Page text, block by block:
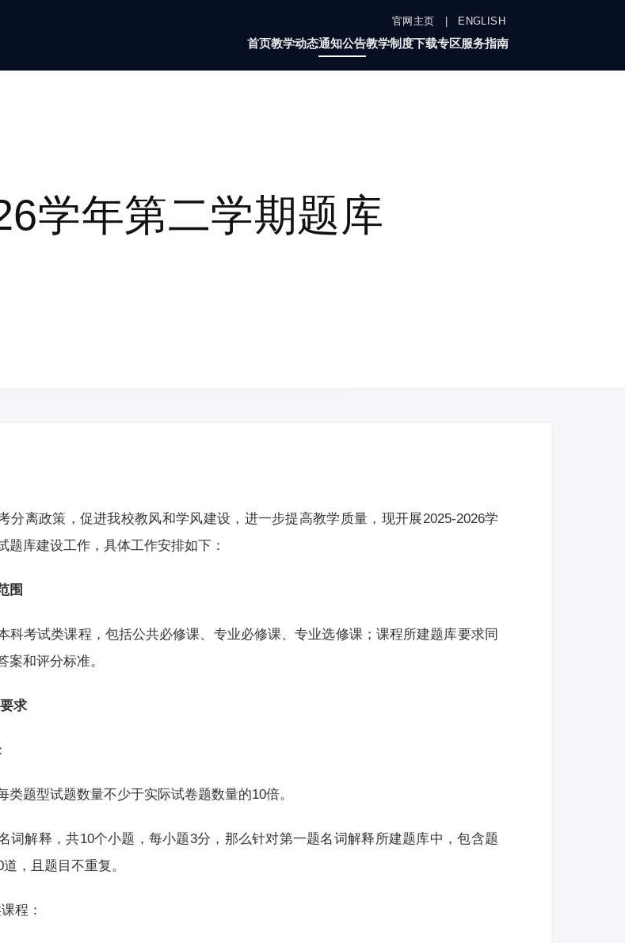
官网主页 ENGLISH
首页教学动态通知公告教学制度下载专区服务指南
学年第二学期题库
分离政策，促进我校教风和学风建设，进一步提高教学质量，现开展2025-2026学
题库建设工作，具体工作安排如下：
围
科考试类课程，包括公共必修课、专业必修课、专业选修课；课程所建题库要求同
案和评分标准。
求
类题型试题数量不少于实际试卷题数量的10倍。
词解释，共10个小题，每小题3分，那么针对第一题名词解释所建题库中，包含题
，且题目不重复。
程：